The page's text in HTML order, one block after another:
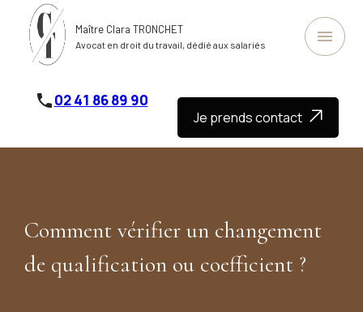
Maître Clara TRONCHET
Avocat en droit du travail, dédié aux salariés menu
phone02 41 86 89 90
Je prends contact
Comment vérifier un changement
de qualification ou coefficient ?
Panneau de gestion des cookies